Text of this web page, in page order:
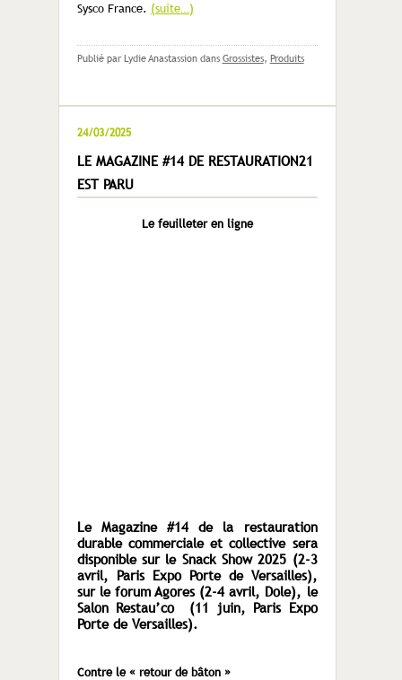
Sysco France. (suite…)
Publié par Lydie Anastassion dans Grossistes, Produits
24/03/2025
LE MAGAZINE #14 DE RESTAURATION21
EST PARU
Le feuilleter en ligne
Le Magazine #14 de la restauration
durable commerciale et collective sera
disponible sur le Snack Show 2025 (2-3
avril, Paris Expo Porte de Versailles),
sur le forum Agores (2-4 avril, Dole), le
Salon Restau’co (11 juin, Paris Expo
Porte de Versailles).
Contre le « retour de bâton »